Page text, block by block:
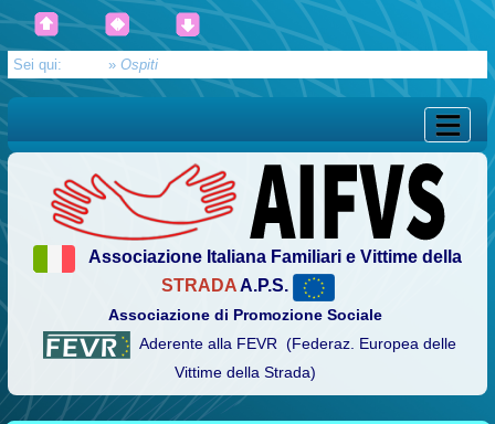
Sei qui: » Ospiti
Associazione Italiana Familiari e Vittime della
STRADAA.P.S.
Associazione di Promozione Sociale
Aderente alla FEVR (Federaz. Europea delle
Vittime della Strada)